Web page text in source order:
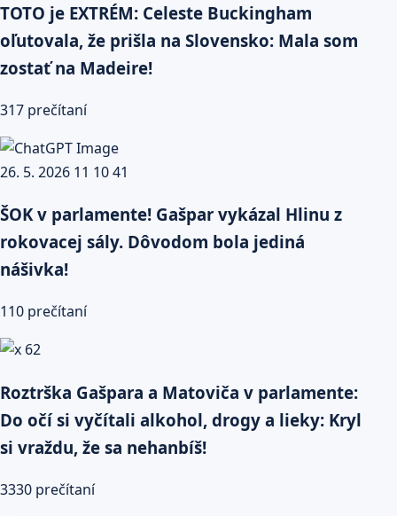
TOTO je EXTRÉM: Celeste Buckingham
oľutovala, že prišla na Slovensko: Mala som
zostať na Madeire!
317 prečítaní
ŠOK v parlamente! Gašpar vykázal Hlinu z
rokovacej sály. Dôvodom bola jediná
nášivka!
110 prečítaní
Roztrška Gašpara a Matoviča v parlamente:
Do očí si vyčítali alkohol, drogy a lieky: Kryl
si vraždu, že sa nehanbíš!
3330 prečítaní